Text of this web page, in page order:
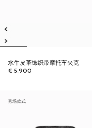
水牛皮革饰织带摩托车夹克
€ 5.900
秀场款式